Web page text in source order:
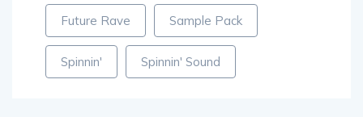
Future Rave Sample Pack
Spinnin' Spinnin' Sound